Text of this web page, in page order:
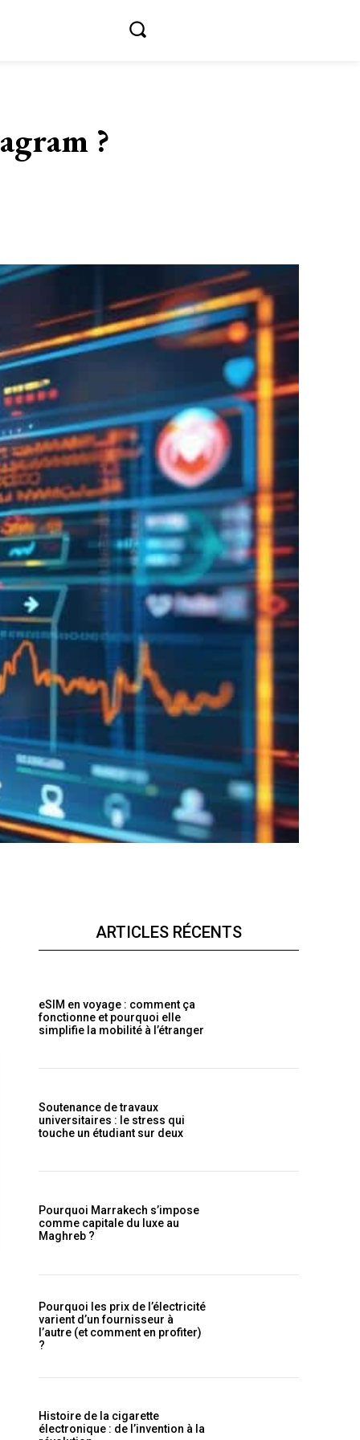
?
ARTICLES RÉCENTS
eSIM en voyage : comment ça
fonctionne et pourquoi elle
simplifie la mobilité à l’étranger
Soutenance de travaux
universitaires : le stress qui
touche un étudiant sur deux
Pourquoi Marrakech s’impose
comme capitale du luxe au
Maghreb ?
Pourquoi les prix de l’électricité
varient d’un fournisseur à
l’autre (et comment en profiter)
?
Histoire de la cigarette
électronique : de l’invention à la